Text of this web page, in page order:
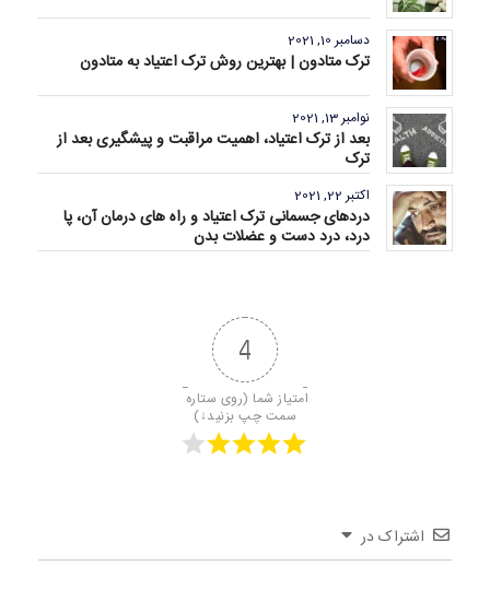
دسامبر 10, 2021
ترک متادون | بهترین روش ترک اعتیاد به متادون
نوامبر 13, 2021
بعد از ترک اعتیاد، اهمیت مراقبت و پیشگیری بعد از
ترک
اکتبر 22, 2021
دردهای جسمانی ترک اعتیاد و راه های درمان آن، پا
درد، درد دست و عضلات بدن
4
امتیاز شما (روی ستاره
سمت چپ بزنید↓)
اشتراک در